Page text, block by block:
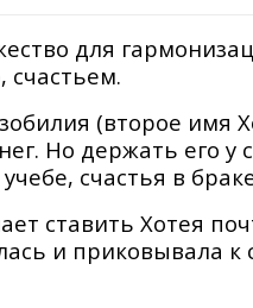
для
(второе имя
Но держать его
счастья в
ставить Хотея
и приковывала к